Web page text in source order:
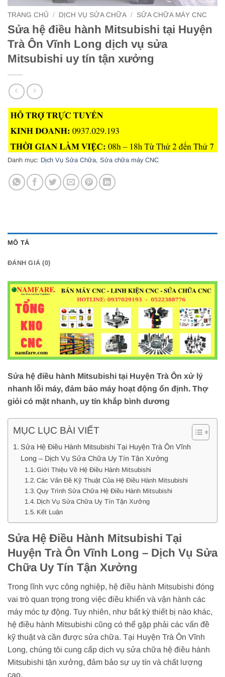
TRANG CHỦ / DỊCH VỤ SỬA CHỮA / SỬA CHỮA MÁY CNC
Sửa hệ điều hành Mitsubishi tại Huyện
Trà Ôn Vĩnh Long dịch vụ sửa
Mitsubishi uy tín tận xưởng
Danh mục: Dịch Vụ Sửa Chữa, Sửa chữa máy CNC
MÔ TẢ
ĐÁNH GIÁ (0)
Sửa hệ điều hành Mitsubishi tại Huyện Trà Ôn xử lý
nhanh lỗi máy, đảm bảo máy hoạt động ổn định. Thợ
giỏi có mặt nhanh, uy tín khắp bình dương
MỤC LỤC BÀI VIẾT
Sửa Hệ Điều Hành Mitsubishi Tại Huyện Trà Ôn Vĩnh
Long – Dịch Vụ Sửa Chữa Uy Tín Tận Xưởng
Giới Thiệu Về Hệ Điều Hành Mitsubishi
Các Vấn Đề Kỹ Thuật Của Hệ Điều Hành Mitsubishi
Quy Trình Sửa Chữa Hệ Điều Hành Mitsubishi
Dịch Vụ Sửa Chữa Uy Tín Tận Xưởng
Kết Luận
Sửa Hệ Điều Hành Mitsubishi Tại
Huyện Trà Ôn Vĩnh Long – Dịch Vụ Sửa
Chữa Uy Tín Tận Xưởng
Trong lĩnh vực công nghiệp, hệ điều hành Mitsubishi đóng
vai trò quan trọng trong việc điều khiển và vận hành các
máy móc tự động. Tuy nhiên, như bất kỳ thiết bị nào khác,
hệ điều hành Mitsubishi cũng có thể gặp phải các vấn đề
kỹ thuật và cần được sửa chữa. Tại Huyện Trà Ôn Vĩnh
Long, chúng tôi cung cấp dịch vụ sửa chữa hệ điều hành
Mitsubishi tận xưởng, đảm bảo sự uy tín và chất lượng
cao.